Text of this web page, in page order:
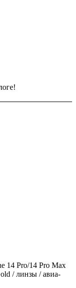
14 Pro/14 Pro Max
/ линзы / авиа-